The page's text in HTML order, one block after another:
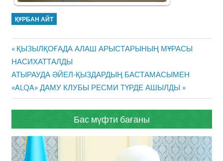
ҚҰРБАН АЙТ
Жазба
навигациясы
Previous
Post:
ҚЫЗЫЛҚОҒАДА АЛАШ АРЫСТАРЫНЫҢ МҰРАСЫ
НАСИХАТТАЛДЫ
Next
Post:
АТЫРАУДА ӘЙЕЛ-ҚЫЗДАРДЫҢ БАСТАМАСЫМЕН
«ALQA» ДАМУ КЛУБЫ РЕСМИ ТҮРДЕ АШЫЛДЫ
Бас мүфти бағаны